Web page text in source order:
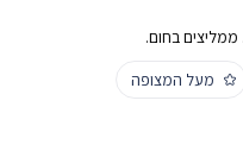
ממליצים בחום.
מעל המצופה